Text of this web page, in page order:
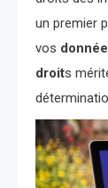
un premier
vos
droits